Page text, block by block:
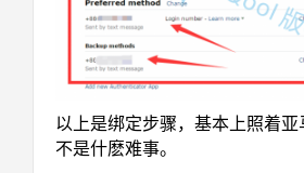
以上是绑定步骤，基本上照着
不是什麽难事。